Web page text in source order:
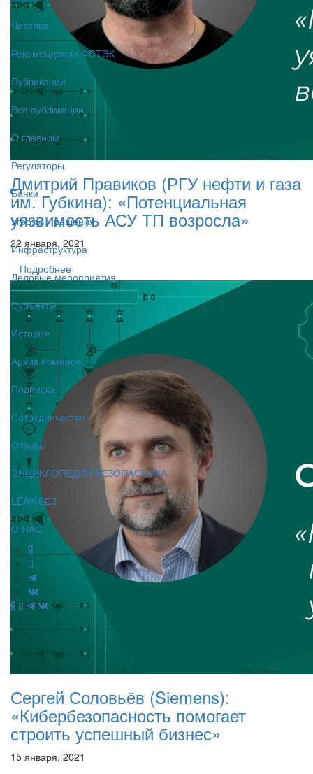
Читалка
Рекомендации ФСТЭК
Публикации
Все публикации
О главном
Регуляторы
Банки
Угрозы и решения
Инфраструктура
Деловые мероприятия
Субъекты
История
Архив номеров
Подписка
Сотрудничество
Отзывы
ЭНЦИКЛОПЕДИЯ БЕЗОПАСНИКА
LEAK-БЕЗ
О НАС
Дмитрий Правиков (РГУ нефти и газа
им. Губкина): «Потенциальная
уязвимость АСУ ТП возросла»
22 января, 2021
Подробнее
Сергей Соловьёв (Siemens):
«Кибербезопасность помогает
строить успешный бизнес»
15 января, 2021